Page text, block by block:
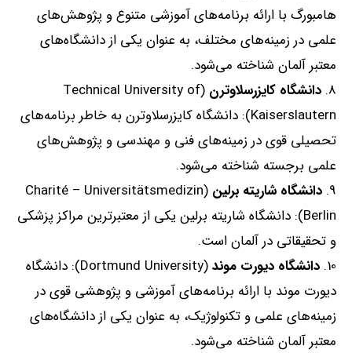
هامبورگ با ارائه برنامه‌های آموزشی متنوع و پژوهش‌های
علمی در زمینه‌های مختلف، به عنوان یکی از دانشگاه‌های
معتبر آلمان شناخته می‌شود.
دانشگاه کایزرسلاوترن (Technical University of
Kaiserslautern):
دانشگاه کایزرسلاوترن به خاطر برنامه‌های
تحصیلی قوی در زمینه‌های فنی و مهندسی و پژوهش‌های
علمی برجسته شناخته می‌شود.
دانشگاه شاریته برلین (Charité – Universitätsmedizin
Berlin):
دانشگاه شاریته برلین یکی از معتبرترین مراکز پزشکی
و تحقیقاتی در آلمان است.
دانشگاه دیورت موند(Dortmund University):
دانشگاه
دیورت موند با ارائه برنامه‌های آموزشی و پژوهشی قوی در
زمینه‌های علمی و تکنولوژیک، به عنوان یکی از دانشگاه‌های
معتبر آلمان شناخته می‌شود.